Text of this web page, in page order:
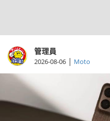
管理員
2026-08-06 | Moto